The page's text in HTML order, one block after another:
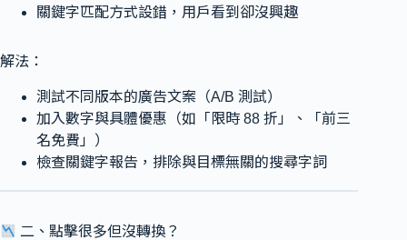
關鍵字匹配方式設錯，用戶看到卻沒興趣
解法：
測試不同版本的廣告文案（A/B 測試）
加入數字與具體優惠（如「限時 88 折」、「前三
名免費」）
檢查關鍵字報告，排除與目標無關的搜尋字詞
二、點擊很多但沒轉換？